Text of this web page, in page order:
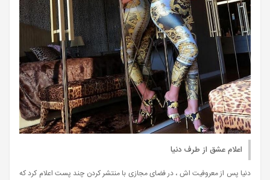
اعلام عشق از طرف دنیا
دنیا پس از معروفیت اش ، در فضای مجازی با منتشر کردن چند پست اعلام کرد که